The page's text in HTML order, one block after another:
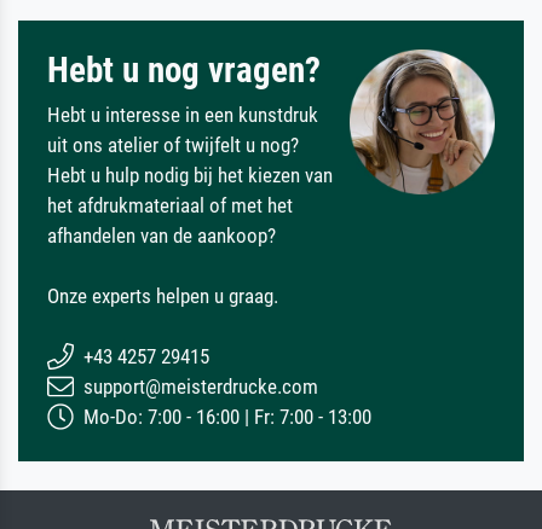
Hebt u nog vragen?
Hebt u interesse in een kunstdruk
uit ons atelier of twijfelt u nog?
Hebt u hulp nodig bij het kiezen van
het afdrukmateriaal of met het
afhandelen van de aankoop?
Onze experts helpen u graag.
+43 4257 29415
support@meisterdrucke.com
Mo-Do: 7:00 - 16:00 | Fr: 7:00 - 13:00